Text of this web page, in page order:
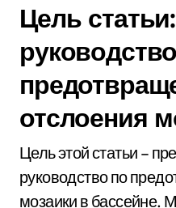
Цель
отслоения
Цель этой статьи –
руководство по
мозаики в бассейне.